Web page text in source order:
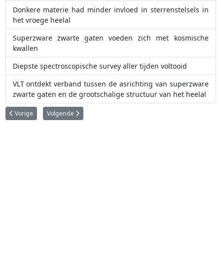
Donkere materie had minder invloed in sterrenstelsels in
het vroege heelal
Superzware zwarte gaten voeden zich met kosmische
kwallen
Diepste spectroscopische survey aller tijden voltooid
VLT ontdekt verband tussen de asrichting van superzware
zwarte gaten en de grootschalige structuur van het heelal
Vorig artikel: Rotsachtige 'superaarde' opgespoord in leefbare zone van
Vorige Volgende artikel: Donkere materie had minder invloed in
Volgende